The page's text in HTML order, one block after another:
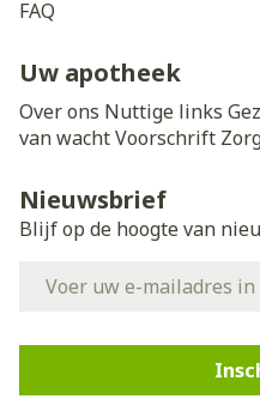
FAQ
Uw apotheek
Over ons Nuttige links
van wachtVoorschrift
Nieuwsbrief
Blijf op de hoogte van